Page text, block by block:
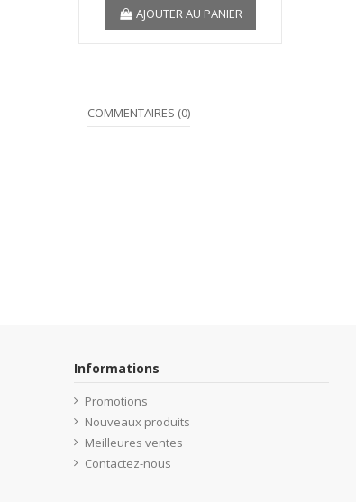
AJOUTER AU PANIER
COMMENTAIRES (0)
Informations
Promotions
Nouveaux produits
Meilleures ventes
Contactez-nous